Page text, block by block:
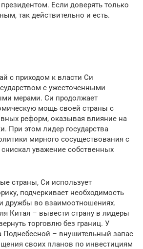
Если доверять только
так действительно и есть.
с приходом к власти Си
с ужесточенными
мерами. Си продолжает
мощь своей страны с
реформ, оказывая влияние на
При этом лидер государства
мирного сосуществования с
уважение собственных
страны, Си использует
подчеркивает необходимость
дружбы во взаимоотношениях.
Китая – вывести страну в лидеры
торговлю без границ. У
Поднебесной – внушительный запас
своих планов по инвестициям